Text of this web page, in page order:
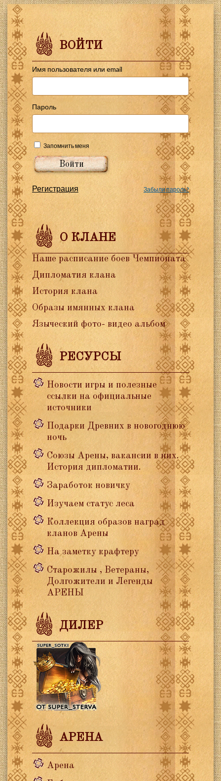
ВОЙТИ
Имя пользователя или email
Пароль
Запомнить меня
Регистрация Забыли пароль?
О КЛАНЕ
Наше расписание боев Чемпионата
Дипломатия клана
История клана
Образы имянных клана
Языческий фото- видео альбом
РЕСУРСЫ
Новости игры и полезные
ссылки на официальные
источники
Подарки Древних в новогоднюю
ночь
Союзы Арены, вакансии в них.
История дипломатии.
Заработок новичку
Изучаем статус леса
Коллекция образов наград
кланов Арены
На заметку крафтеру
Старожилы , Ветераны,
Долгожители и Легенды
АРЕНЫ
ДИЛЕР
АРЕНА
Арена